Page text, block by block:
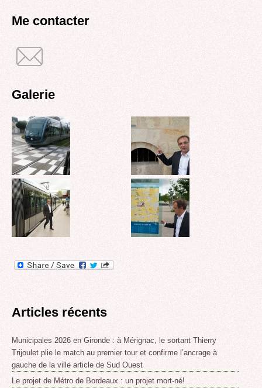
recherche
Me contacter
Galerie
Articles récents
Municipales 2026 en Gironde : à Mérignac, le sortant Thierry
Trijoulet plie le match au premier tour et confirme l’ancrage à
gauche de la ville article de Sud Ouest
Le projet de Métro de Bordeaux : un projet mort-né!